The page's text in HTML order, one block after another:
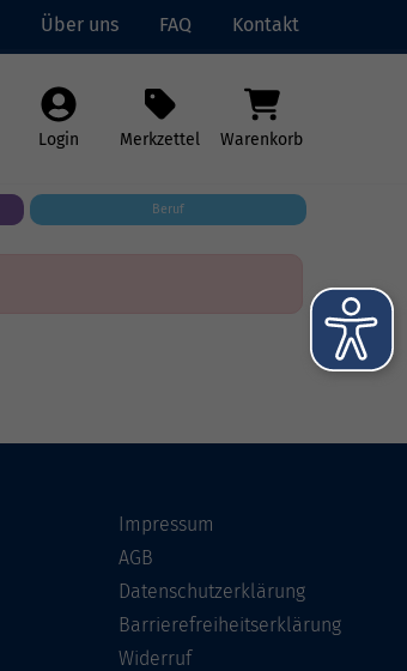
Über uns FAQ Kontakt
Login Merkzettel Warenkorb
Beruf
Impressum
AGB
Datenschutzerklärung
Barrierefreiheitserklärung
Widerruf